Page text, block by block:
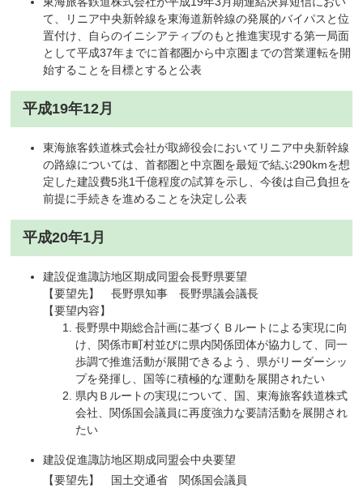
て、リニア中央新幹線を東海道新幹線の発展的バイパスと位
置付け、自らのイニシアティブのもと推進実現する第一局面
として平成37年までに首都圏から中京圏までの営業運転を開
始することを目標とすると公表
平成19年12月
東海旅客鉄道株式会社が取締役会においてリニア中央新幹線
の路線については、首都圏と中京圏を最短で結ぶ290kmを想
定した建設費5兆1千億程度の試算を示し、今後は自己負担を
前提に手続きを進めることを決定し公表
平成20年1月
建設促進諏訪地区期成同盟会長野県要望
【要望先】 長野県知事 長野県議会議長
【要望内容】
長野県中期総合計画に基づくＢルートによる実現に向
け、関係市町村並びに県内関係団体が協力して、同一
歩調で推進活動が展開できるよう、県がリーダーシッ
プを発揮し、国等に積極的な運動を展開されたい
県内Ｂルートの実現について、国、東海旅客鉄道株式
会社、関係国会議員に再度強力な要請活動を展開され
たい
建設促進諏訪地区期成同盟会中央要望
【要望先】 国土交通省 関係国会議員